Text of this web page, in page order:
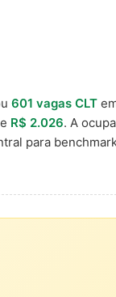
601 vagas CLT
R$ 2.026. A
para